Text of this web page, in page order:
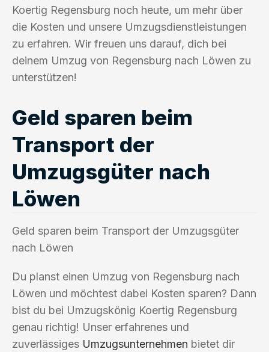
Koertig Regensburg noch heute, um mehr über
die Kosten und unsere Umzugsdienstleistungen
zu erfahren. Wir freuen uns darauf, dich bei
deinem Umzug von Regensburg nach Löwen zu
unterstützen!
Geld sparen beim
Transport der
Umzugsgüter nach
Löwen
Geld sparen beim Transport der Umzugsgüter
nach Löwen
Du planst einen Umzug von Regensburg nach
Löwen und möchtest dabei Kosten sparen? Dann
bist du bei Umzugskönig Koertig Regensburg
genau richtig! Unser erfahrenes und
zuverlässiges Umzugsunternehmen bietet dir